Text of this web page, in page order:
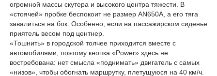
огромной массы скутера и высокого центра тяжести. В
«стоячей» пробке беспокоит не размер AN650A, а его тяга
завалиться на бок. Особенно, если на пассажирском сиденье
приятель весом под центнер.
«Тошнить» в городской толчее приходится вместе с
автомобилями, поэтому кнопка «Power» здесь не
востребована: нет смысла «поднимать» двигатель с самых
«низов», чтобы обогнать маршрутку, плетущуюся на 40 км/ч.